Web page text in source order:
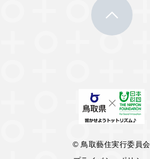
© 鳥取藝住実行委員会